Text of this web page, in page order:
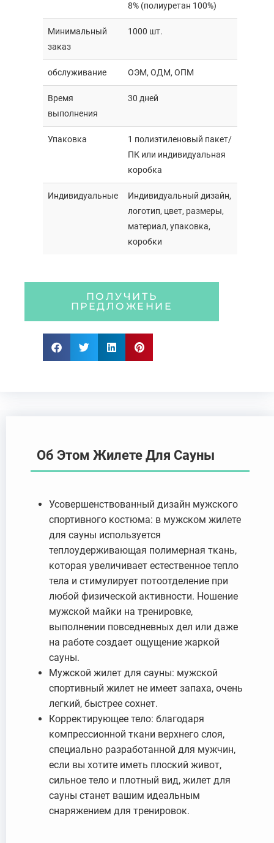
8% (полиуретан 100%)
Минимальный
заказ
1000 шт.
обслуживание ОЭМ, ОДМ, ОПМ
Время
выполнения
30 дней
Упаковка
1 полиэтиленовый пакет/
ПК или индивидуальная
коробка
Индивидуальные
Индивидуальный дизайн,
логотип, цвет, размеры,
материал, упаковка,
коробки
ПОЛУЧИТЬ
ПРЕДЛОЖЕНИЕ
Об Этом Жилете Для Сауны
Усовершенствованный дизайн мужского
спортивного костюма: в мужском жилете
для сауны используется
теплоудерживающая полимерная ткань,
которая увеличивает естественное тепло
тела и стимулирует потоотделение при
любой физической активности. Ношение
мужской майки на тренировке,
выполнении повседневных дел или даже
на работе создает ощущение жаркой
сауны.
Мужской жилет для сауны: мужской
спортивный жилет не имеет запаха, очень
легкий, быстрее сохнет.
Корректирующее тело: благодаря
компрессионной ткани верхнего слоя,
специально разработанной для мужчин,
если вы хотите иметь плоский живот,
сильное тело и плотный вид, жилет для
сауны станет вашим идеальным
снаряжением для тренировок.